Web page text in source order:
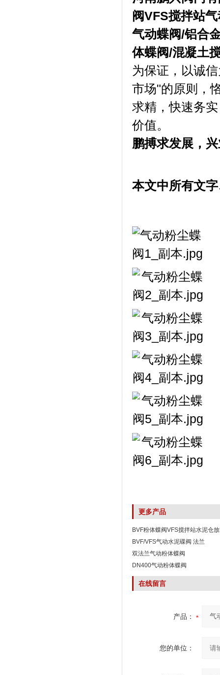
阀VFS搅拌站
气动蝶阀/铝合
体蝶阀/混凝土
为保证，以诚
市场"的原则，
求精，快速务
价值。
鹏搏求发展，
本文中所有文
更多产品
BVF粉体蝶阀VFS搅拌站水泥仓
BVF/VFS气动水泥碟阀 法兰
双法兰气动粉体蝶阀
DN400气动粉体蝶阀
在线留言
产品：
您的单位：